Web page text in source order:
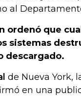
al
ordenó que
sistemas
descargado.
de Nueva York,
en una